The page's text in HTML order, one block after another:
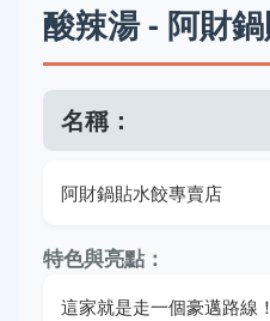
酸辣湯 - 阿財
名稱：
阿財鍋貼水餃專賣店
特色與亮點：
這家就是走一個豪邁路線